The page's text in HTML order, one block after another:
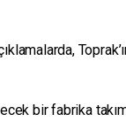
bir fabrika